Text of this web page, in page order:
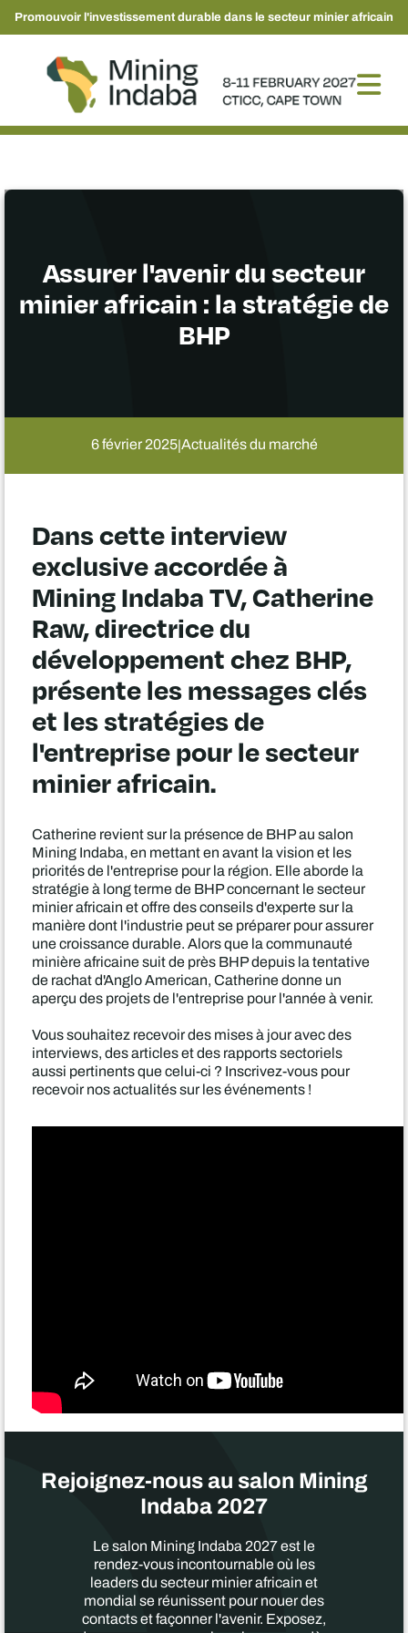
Promouvoir l'investissement durable dans le secteur minier africain
Assurer l'avenir du secteur
minier africain : la stratégie de
BHP
6 février 2025|Actualités du marché
Dans cette interview
exclusive accordée à
Mining Indaba TV, Catherine
Raw, directrice du
développement chez BHP,
présente les messages clés
et les stratégies de
l'entreprise pour le secteur
minier africain.
Catherine revient sur la présence de BHP au salon
Mining Indaba, en mettant en avant la vision et les
priorités de l'entreprise pour la région. Elle aborde la
stratégie à long terme de BHP concernant le secteur
minier africain et offre des conseils d'experte sur la
manière dont l'industrie peut se préparer pour assurer
une croissance durable. Alors que la communauté
minière africaine suit de près BHP depuis la tentative
de rachat d'Anglo American, Catherine donne un
aperçu des projets de l'entreprise pour l'année à venir.
Vous souhaitez recevoir des mises à jour avec des
interviews, des articles et des rapports sectoriels
aussi pertinents que celui-ci ? Inscrivez-vous pour
recevoir nos actualités sur les événements !
Rejoignez-nous au salon Mining
Indaba 2027
Le salon Mining Indaba 2027 est le
rendez-vous incontournable où les
leaders du secteur minier africain et
mondial se réunissent pour nouer des
contacts et façonner l'avenir. Exposez,